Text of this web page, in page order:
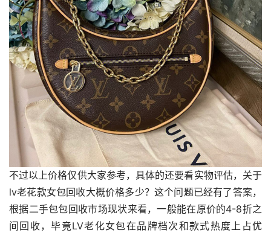
不过以上价格仅供大家参考，具体的还要看实物评估，关于
lv老花款女包回收大概价格多少？这个问题已经有了答案，
根据二手包包回收市场现状来看，一般能在原价的4-8折之
间回收，毕竟LV老化女包在品牌档次和款式热度上占优